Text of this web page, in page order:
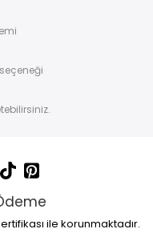
ile korunmaktadır.